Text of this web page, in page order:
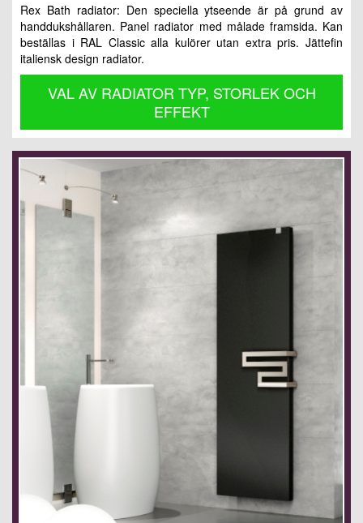
Rex Bath radiator: Den speciella ytseende är på grund av
handdukshållaren. Panel radiator med målade framsida. Kan
beställas i RAL Classic alla kulörer utan extra pris. Jättefin
italiensk design radiator.
VAL AV RADIATOR TYP, STORLEK OCH
EFFEKT